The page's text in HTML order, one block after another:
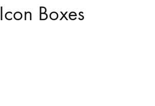
Icon Boxes